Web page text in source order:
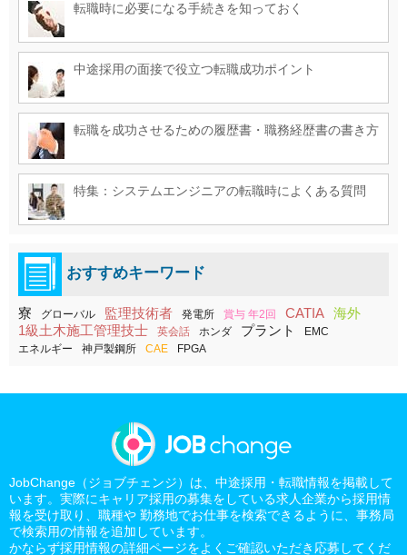
転職時に必要になる手続きを知っておく
中途採用の面接で役立つ転職成功ポイント
転職を成功させるための履歴書・職務経歴書の書き方
特集：システムエンジニアの転職時によくある質問
おすすめキーワード
寮 グローバル 監理技術者 発電所 賞与 年2回 CATIA 海外
1級土木施工管理技士
英会話 ホンダ プラント
EMC
エネルギー
神戸製鋼所 CAE FPGA
JobChange（ジョブチェンジ）は、中途採用・転職情報を掲載して
います。実際にキャリア採用の募集をしている求人企業から採用情
報を受け取り、職種や 勤務地でお仕事を検索できるように、事務局
で検索用の情報を追加しています。
かならず採用情報の詳細ページをよくご確認いただき応募してくだ